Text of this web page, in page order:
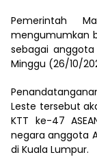
Pemerintah
mengumumkan
sebagai
Minggu (26/10/
Leste tersebut
KTT ke-47
negara anggota
di Kuala Lumpur.